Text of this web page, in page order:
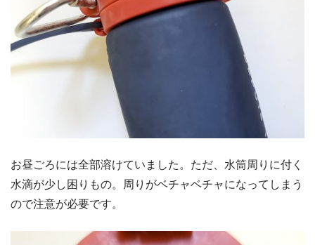
お昼ごろには全部溶けていました。ただ、水筒周りに付く
水滴が少し困りもの。周りがベチャベチャになってしまう
ので注意が必要です。